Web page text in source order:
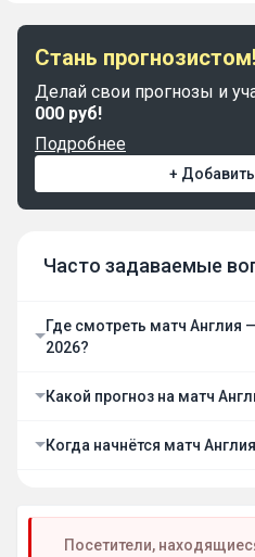
Стань прогнозистом!
Делай свои прогнозы и
000 руб!
Подробнее
+
Часто задаваемые
Где смотреть матч Англия
2026?
Какой прогноз на матч
Когда начнётся матч
Посетители,